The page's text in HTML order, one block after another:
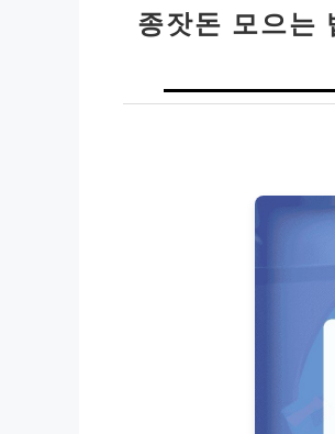
종잣돈 모으